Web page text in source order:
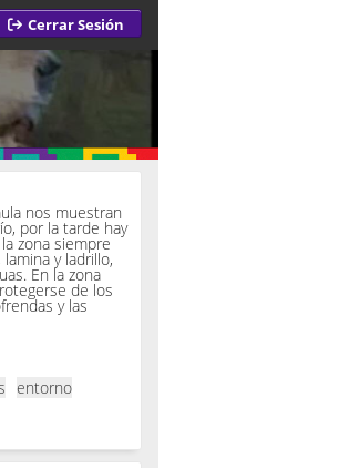
Cerrar Sesión
nos muestran
por la tarde hay
zona siempre
y ladrillo,
En la zona
de los
y las
entorno